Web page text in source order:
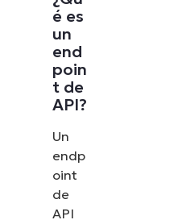
é es
un
end
poin
t de
API?
Un
endp
oint
de
API